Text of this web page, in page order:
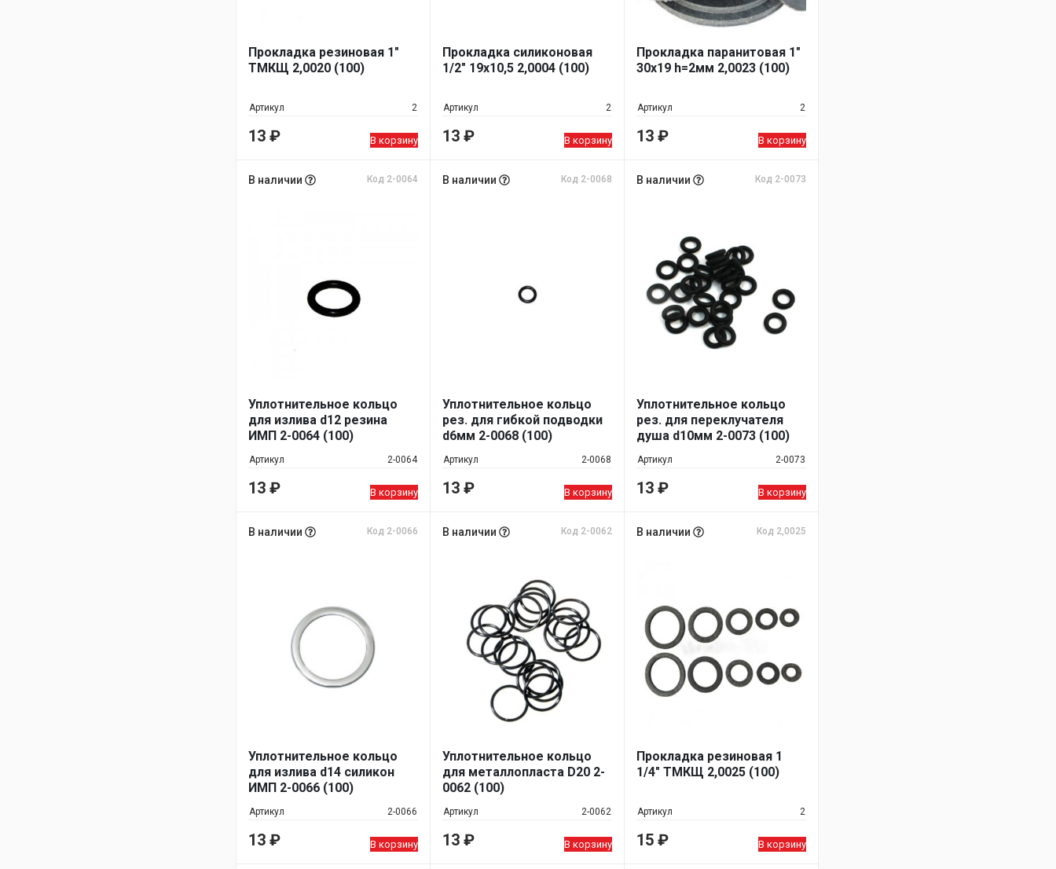
Прокладка резиновая 1"
ТМКЩ 2,0020 (100)
Артикул 2
13 ₽ В корзину
Прокладка силиконовая
1/2" 19х10,5 2,0004 (100)
Артикул 2
13 ₽ В корзину
Прокладка паранитовая 1"
30х19 h=2мм 2,0023 (100)
Артикул 2
13 ₽ В корзину
В наличии Код 2-0064
Уплотнительное кольцо
для излива d12 резина
ИМП 2-0064 (100)
Артикул 2-0064
13 ₽ В корзину
В наличии Код 2-0068
Уплотнительное кольцо
рез. для гибкой подводки
d6мм 2-0068 (100)
Артикул 2-0068
13 ₽ В корзину
В наличии Код 2-0073
Уплотнительное кольцо
рез. для переклучателя
душа d10мм 2-0073 (100)
Артикул 2-0073
13 ₽ В корзину
В наличии Код 2-0066
Уплотнительное кольцо
для излива d14 силикон
ИМП 2-0066 (100)
Артикул 2-0066
13 ₽ В корзину
В наличии Код 2-0062
Уплотнительное кольцо
для металлопласта D20 2-
0062 (100)
Артикул 2-0062
13 ₽ В корзину
В наличии Код 2,0025
Прокладка резиновая 1
1/4" ТМКЩ 2,0025 (100)
Артикул 2
15 ₽ В корзину